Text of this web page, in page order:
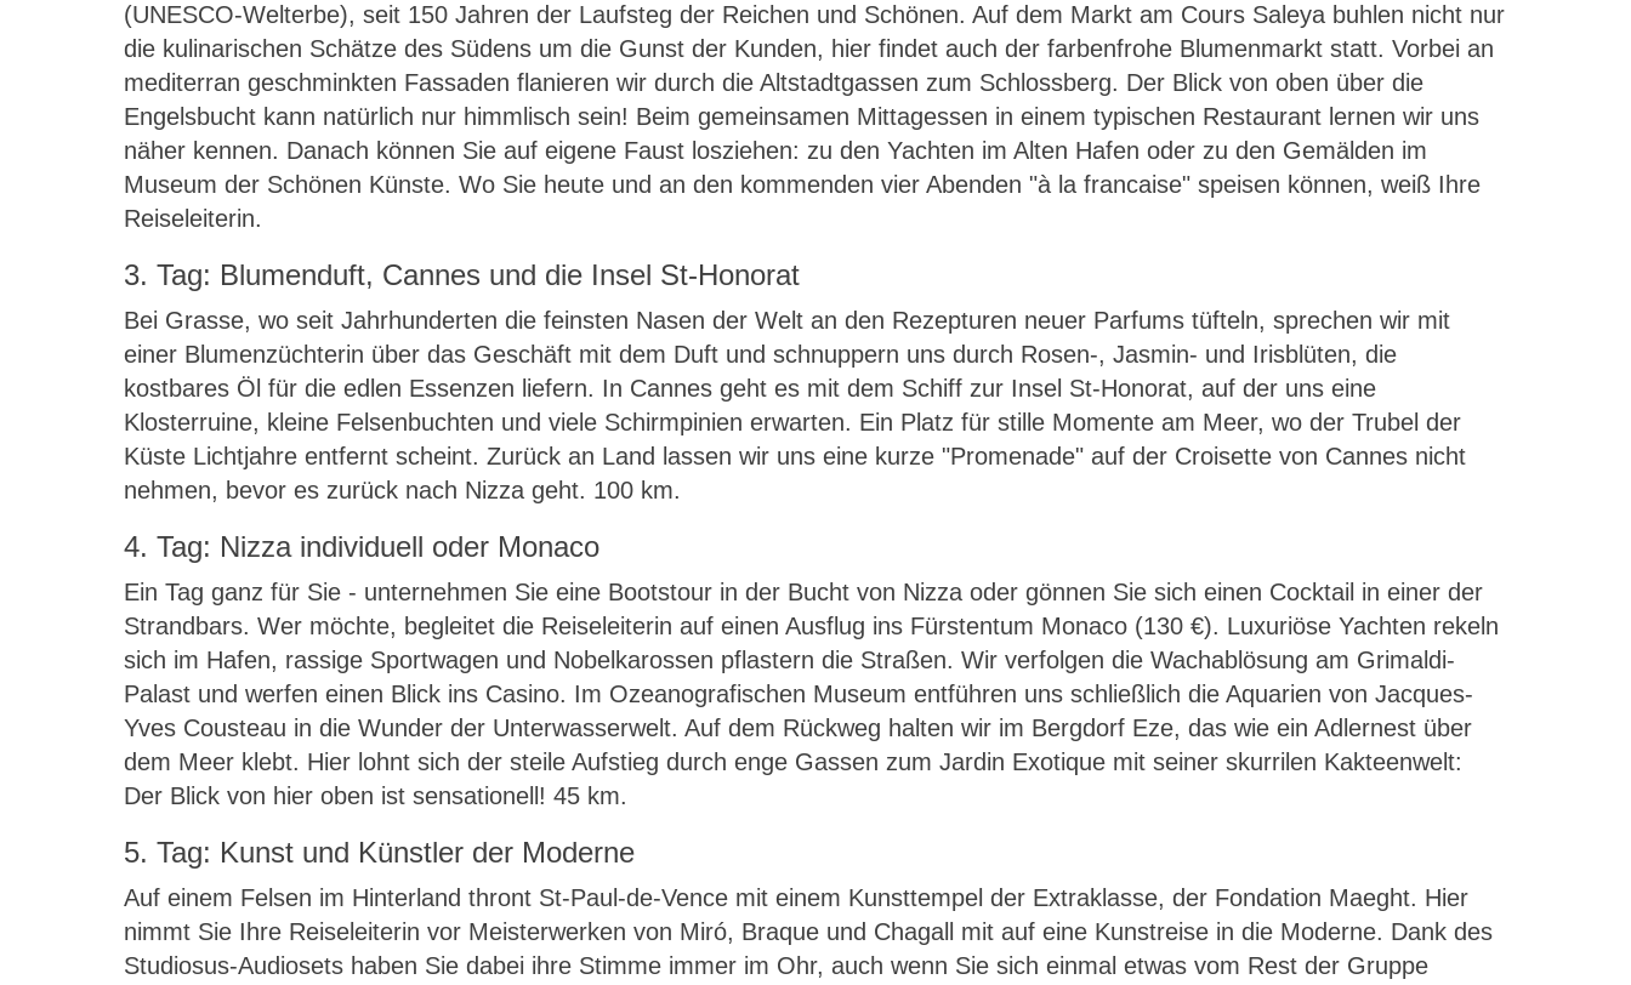
(UNESCO-Welterbe), seit 150 Jahren der Laufsteg der Reichen und Schönen. Auf dem Markt am Cours Saleya buhlen nicht nur
die kulinarischen Schätze des Südens um die Gunst der Kunden, hier findet auch der farbenfrohe Blumenmarkt statt. Vorbei an
mediterran geschminkten Fassaden flanieren wir durch die Altstadtgassen zum Schlossberg. Der Blick von oben über die
Engelsbucht kann natürlich nur himmlisch sein! Beim gemeinsamen Mittagessen in einem typischen Restaurant lernen wir uns
näher kennen. Danach können Sie auf eigene Faust losziehen: zu den Yachten im Alten Hafen oder zu den Gemälden im
Museum der Schönen Künste. Wo Sie heute und an den kommenden vier Abenden "à la francaise" speisen können, weiß Ihre
Reiseleiterin.
3. Tag: Blumenduft, Cannes und die Insel St-Honorat
Bei Grasse, wo seit Jahrhunderten die feinsten Nasen der Welt an den Rezepturen neuer Parfums tüfteln, sprechen wir mit
einer Blumenzüchterin über das Geschäft mit dem Duft und schnuppern uns durch Rosen-, Jasmin- und Irisblüten, die
kostbares Öl für die edlen Essenzen liefern. In Cannes geht es mit dem Schiff zur Insel St-Honorat, auf der uns eine
Klosterruine, kleine Felsenbuchten und viele Schirmpinien erwarten. Ein Platz für stille Momente am Meer, wo der Trubel der
Küste Lichtjahre entfernt scheint. Zurück an Land lassen wir uns eine kurze "Promenade" auf der Croisette von Cannes nicht
nehmen, bevor es zurück nach Nizza geht. 100 km.
4. Tag: Nizza individuell oder Monaco
Ein Tag ganz für Sie - unternehmen Sie eine Bootstour in der Bucht von Nizza oder gönnen Sie sich einen Cocktail in einer der
Strandbars. Wer möchte, begleitet die Reiseleiterin auf einen Ausflug ins Fürstentum Monaco (130 €). Luxuriöse Yachten rekeln
sich im Hafen, rassige Sportwagen und Nobelkarossen pflastern die Straßen. Wir verfolgen die Wachablösung am Grimaldi-
Palast und werfen einen Blick ins Casino. Im Ozeanografischen Museum entführen uns schließlich die Aquarien von Jacques-
Yves Cousteau in die Wunder der Unterwasserwelt. Auf dem Rückweg halten wir im Bergdorf Eze, das wie ein Adlernest über
dem Meer klebt. Hier lohnt sich der steile Aufstieg durch enge Gassen zum Jardin Exotique mit seiner skurrilen Kakteenwelt:
Der Blick von hier oben ist sensationell! 45 km.
5. Tag: Kunst und Künstler der Moderne
Auf einem Felsen im Hinterland thront St-Paul-de-Vence mit einem Kunsttempel der Extraklasse, der Fondation Maeght. Hier
nimmt Sie Ihre Reiseleiterin vor Meisterwerken von Miró, Braque und Chagall mit auf eine Kunstreise in die Moderne. Dank des
Studiosus-Audiosets haben Sie dabei ihre Stimme immer im Ohr, auch wenn Sie sich einmal etwas vom Rest der Gruppe